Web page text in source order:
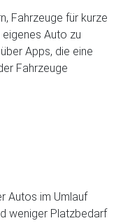
Fahrzeuge für kurze
Auto zu
Apps, die eine
Fahrzeuge
Autos im Umlauf
weniger Platzbedarf